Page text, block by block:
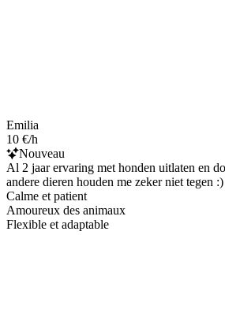
Emilia
10 €/h
Nouveau
Al 2 jaar ervaring met honden uitlaten en
andere dieren houden me zeker niet tegen :)
Calme et patient
Amoureux des animaux
Flexible et adaptable